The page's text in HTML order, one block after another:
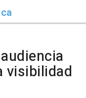
visibilidad